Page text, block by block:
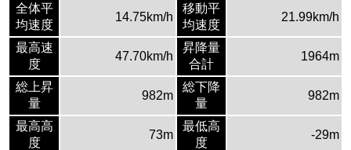
全体平
均速度
14.75km/h
移動平
均速度
21.99km/h
最高速
度
47.70km/h
昇降量
合計
1964m
総上昇
量
982m
総下降
量
982m
最高高
度
73m
最低高
度
-29m